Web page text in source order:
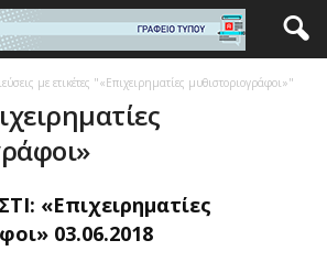
με ετικέτες "«Επιχειρηματίες μυθιστοριογράφοι»"
«Επιχειρηματίες
03.06.2018